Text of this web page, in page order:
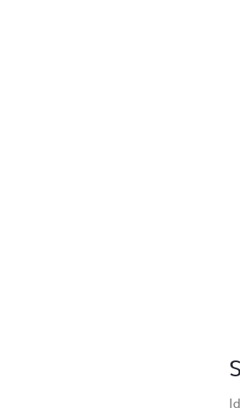
Contacto
centralitas ni
En Camisetas Sin Límite siempre te
momento hablarás con una centralita
Creemos que una comunicación
de nuestro día a día y que la